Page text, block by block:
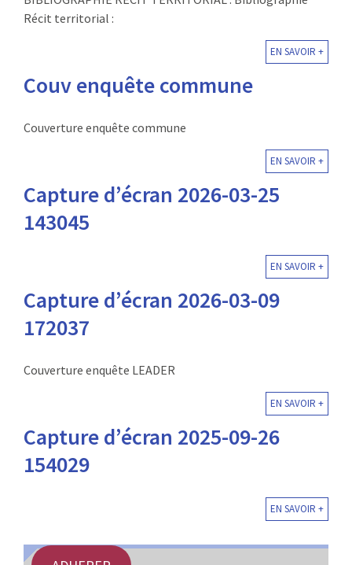
Récit territorial :
EN SAVOIR +
Couv enquête commune
Couverture enquête commune
EN SAVOIR +
Capture d’écran 2026-03-25
143045
EN SAVOIR +
Capture d’écran 2026-03-09
172037
Couverture enquête LEADER
EN SAVOIR +
Capture d’écran 2025-09-26
154029
EN SAVOIR +